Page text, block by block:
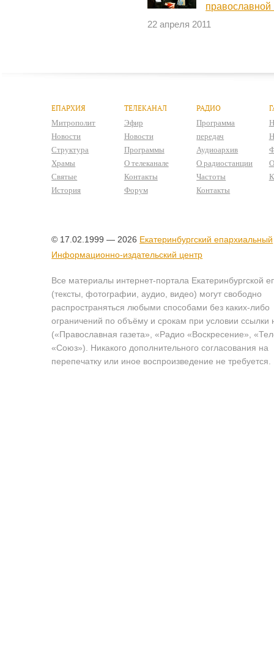
22 апреля 2011
ЕПАРХИЯ
Митрополит
Новости
Структура
Храмы
Святые
История
ТЕЛЕКАНАЛ
Эфир
Новости
Программы
О телеканале
Контакты
Форум
РАДИО
Программа
передач
Аудиоархив
О радиостанции
Частоты
Контакты
© 17.02.1999 — 2026 Екатеринбургский епархиальный
Информационно-издательский центр
Все материалы интернет-портала Екатеринбургской
(тексты, фотографии, аудио, видео) могут свободно
распространяться любыми способами без каких-либо
ограничений по объёму и срокам при условии ссылки
(«Православная газета», «Радио «Воскресение»,
«Союз»). Никакого дополнительного согласования на
перепечатку или иное воспроизведение не требуется.